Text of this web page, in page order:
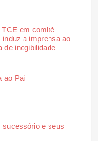
em comitê
induz a imprensa ao
de inegibilidade
ao Pai
sucessório e seus